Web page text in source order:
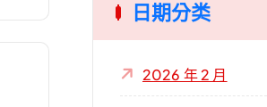
:
日期分类
2026 年 2 月